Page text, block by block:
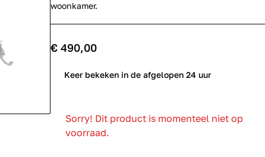
woonkamer.
€ 490,00
Keer bekeken in de afgelopen 24 uur
Sorry! Dit product is momenteel niet op
voorraad.